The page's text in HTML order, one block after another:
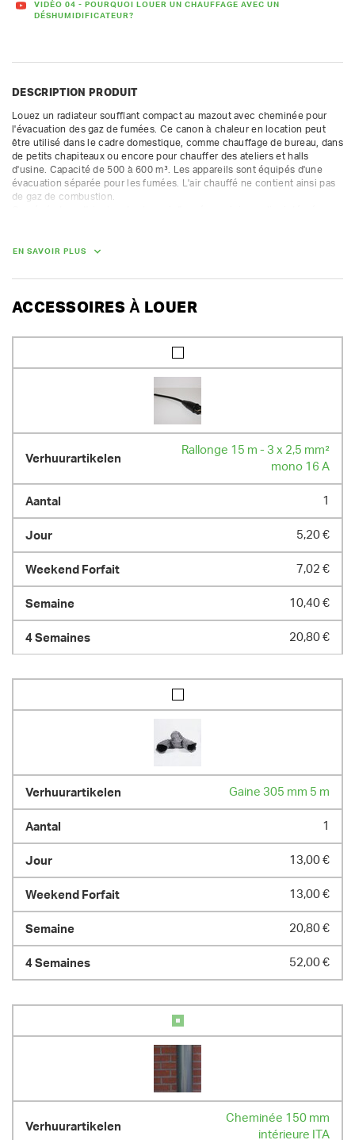
VIDÉO 04 - POURQUOI LOUER UN CHAUFFAGE AVEC UN
DÉSHUMIDIFICATEUR?
DESCRIPTION PRODUIT
Louez un radiateur soufflant compact au mazout avec cheminée pour
l'évacuation des gaz de fumées. Ce canon à chaleur en location peut
être utilisé dans le cadre domestique, comme chauffage de bureau, dans
de petits chapiteaux ou encore pour chauffer des ateliers et halls
d'usine. Capacité de 500 à 600 m³. Les appareils sont équipés d'une
évacuation séparée pour les fumées. L'air chauffé ne contient ainsi pas
de gaz de combustion.
Alimentation : mazout
220 V - 5,2 A - consommation : 2,3 L/h
débit d'air : 1100 m³/h
profondeur de pompage du carburant : max. 3 m
diam. soufflerie 300 mm - diam. cheminée 150 mm
76.00 kg
EN SAVOIR PLUS
ACCESSOIRES À LOUER
Rallonge 15 m - 3 x 2,5 mm²
mono 16 A
1
5,20 €
7,02 €
10,40 €
20,80 €
Gaine 305 mm 5 m
1
13,00 €
13,00 €
20,80 €
52,00 €
Cheminée 150 mm
intérieure ITA